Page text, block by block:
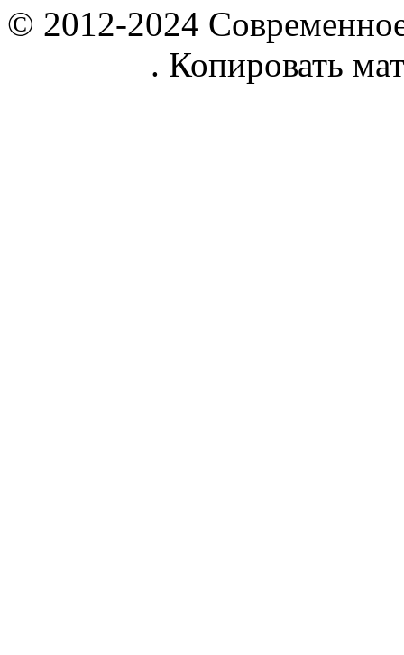
© 2012-2024
. Копировать